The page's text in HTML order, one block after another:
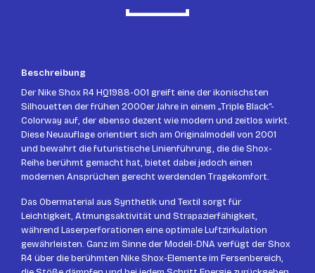
Beschreibung
Der Nike Shox R4 HQ1988-001 greift eine der ikonischsten
Silhouetten der frühen 2000er Jahre in einem „Triple Black“-
Colorway auf, der ebenso dezent wie modern und zeitlos wirkt.
Diese Neuauflage orientiert sich am Originalmodell von 2001
und bewahrt die futuristische Linienführung, die die Shox-
Reihe berühmt gemacht hat, bietet dabei jedoch einen
modernen Ansprüchen gerecht werdenden Tragekomfort.
Das Obermaterial aus Synthetik und Textil sorgt für
Leichtigkeit, Atmungsaktivität und Strapazierfähigkeit,
während Laserperforationen eine optimale Luftzirkulation
gewährleisten. Ganz im Sinne der Modell-DNA verfügt der Shox
R4 über die berühmten Nike Shox-Elemente im Fersenbereich,